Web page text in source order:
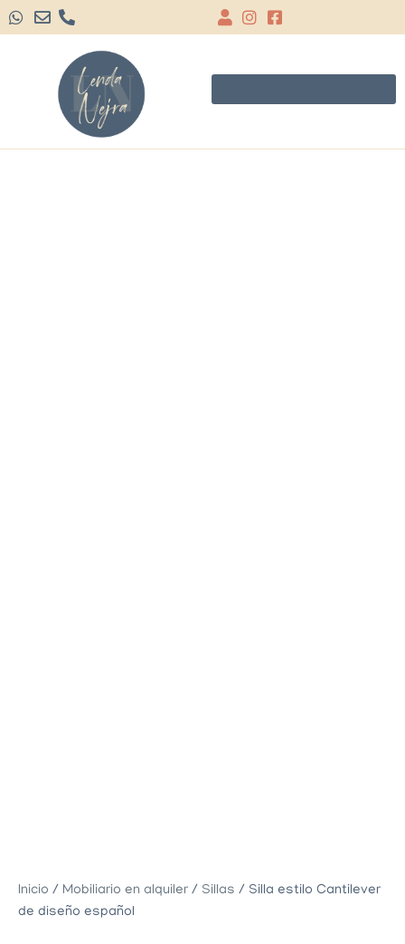
Inicio / Mobiliario en alquiler / Sillas / Silla estilo Cantilever
de diseño español